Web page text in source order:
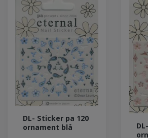
DL- Sticker pa 120
ornament blå